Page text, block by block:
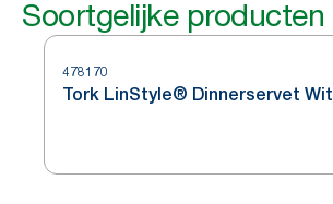
Soortgelijke producten
478170
Tork LinStyle® Dinnerservet Wit